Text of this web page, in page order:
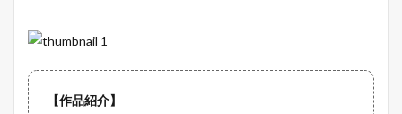
【作品紹介】